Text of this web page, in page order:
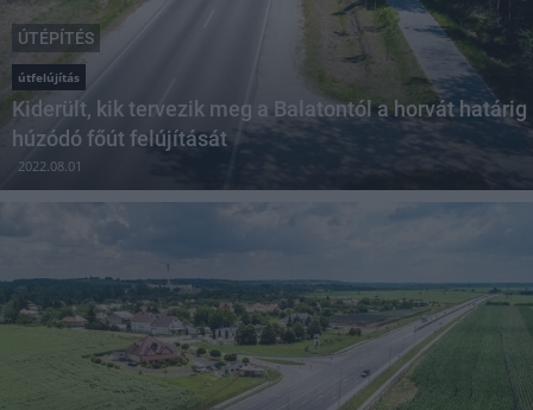
ÚTÉPÍTÉS
útfelújítás
Kiderült, kik tervezik meg a Balatontól a horvát határig
húzódó főút felújítását
2022.08.01